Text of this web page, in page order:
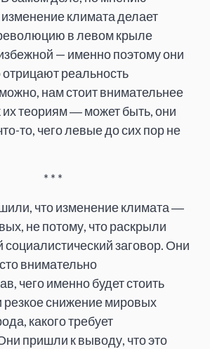
климата делает
в левом крыле
— именно поэтому они
реальность
нам стоит внимательнее
их теориям ― может быть, они
то, чего левые до сих пор не
* * *
что изменение климата ―
не потому, что раскрыли
социалистический заговор. Они
внимательно
чего именно будет стоить
резкое снижение мировых
какого требует
пришли к выводу, что это